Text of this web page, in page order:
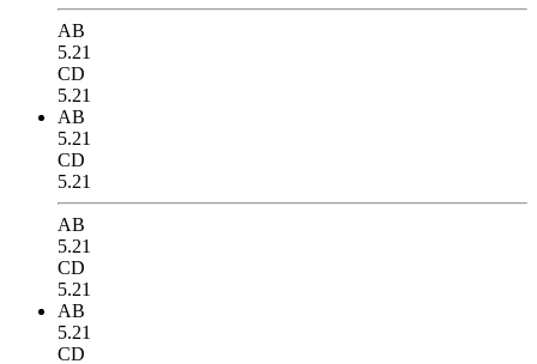
AB
5.21
CD
5.21
AB
5.21
CD
5.21
AB
5.21
CD
5.21
AB
5.21
CD